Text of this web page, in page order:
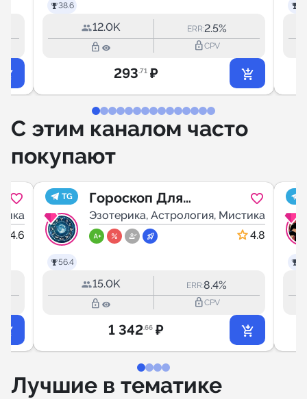
38.6
12.0K ERR:2.5%
lock_outline lock_outlineCPV
293.71 ₽
С этим каналом часто
покупают
4.6
TG
56.4
Гороскоп Для
Всех
Эзотерика, Астрология, Мистика
4.8
15.0K ERR:8.4%
lock_outline lock_outlineCPV
1 342.66 ₽
Лучшие в тематике